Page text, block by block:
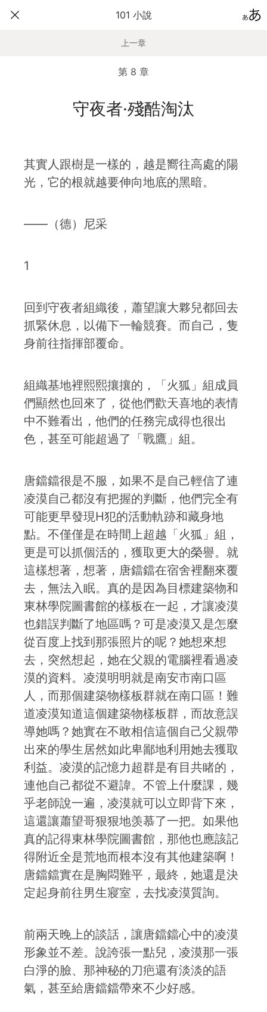
101 小說
上一章
第 8 章
守夜者·殘酷淘汰
其實人跟樹是一樣的，越是嚮往高處的陽
光，它的根就越要伸向地底的黑暗。
——（德）尼采
1
回到守夜者組織後，蕭望讓大夥兒都回去
抓緊休息，以備下一輪競賽。而自己，隻
身前往指揮部覆命。
組織基地裡熙熙攘攘的，「火狐」組成員
們顯然也回來了，從他們歡天喜地的表情
中不難看出，他們的任務完成得也很出
色，甚至可能超過了「戰鷹」組。
唐鐺鐺很是不服，如果不是自己輕信了連
凌漠自己都沒有把握的判斷，他們完全有
可能更早發現H犯的活動軌跡和藏身地
點。不僅僅是在時間上超越「火狐」組，
更是可以抓個活的，獲取更大的榮譽。就
這樣想著，想著，唐鐺鐺在宿舍裡翻來覆
去，無法入眠。真的是因為目標建築物和
東林學院圖書館的樣板在一起，才讓凌漠
也錯誤判斷了地區嗎？可是凌漠又是怎麼
從百度上找到那張照片的呢？她想來想
去，突然想起，她在父親的電腦裡看過凌
漠的資料。凌漠明明就是南安市南口區
人，而那個建築物樣板群就在南口區！難
道凌漠知道這個建築物樣板群，而故意誤
導她嗎？她實在不敢相信這個自己父親帶
出來的學生居然如此卑鄙地利用她去獲取
利益。凌漠的記憶力超群是有目共睹的，
連他自己都從不避諱。不管上什麼課，幾
乎老師說一遍，凌漠就可以立即背下來，
這還讓蕭望哥狠狠地羡慕了一把。如果他
真的記得東林學院圖書館，那他也應該記
得附近全是荒地而根本沒有其他建築啊！
唐鐺鐺實在是胸悶難平，最終，她還是決
定起身前往男生寢室，去找凌漠質詢。
前兩天晚上的談話，讓唐鐺鐺心中的凌漠
形象並不差。說誇張一點兒，凌漠那一張
白淨的臉、那神秘的刀疤還有淡淡的語
氣，甚至給唐鐺鐺帶來不少好感。